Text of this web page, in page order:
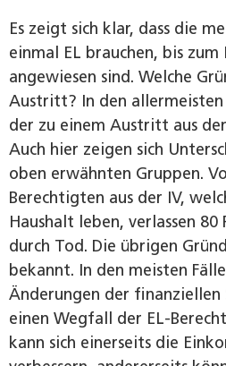
Es zeigt sich klar, dass die
einmal EL brauchen, bis
angewiesen sind. Welche
Austritt? In den allermeisten
der zu einem Austritt aus
Auch hier zeigen sich
oben erwähnten Gruppen.
Berechtigten aus der IV,
Haushalt leben, verlassen 80
durch Tod. Die übrigen
bekannt. In den meisten
Änderungen der finanziellen
einen Wegfall der EL-
kann sich einerseits die